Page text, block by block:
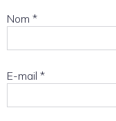
Nom *
E-mail *